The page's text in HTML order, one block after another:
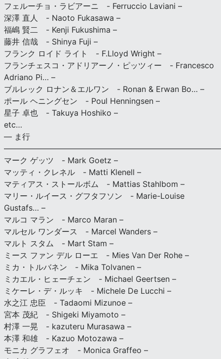
フェルーチョ・ラビアーニ - Ferruccio Laviani –
深澤 直人 - Naoto Fukasawa –
福嶋 賢二 - Kenji Fukushima –
藤井 信哉 - Shinya Fuji –
フランク ロイド ライト - F.Lloyd Wright –
フランチェスコ・アドリアーノ・ピッツィー - Francesco
Adriano Pi… –
ブルレック ロナン＆エルワン - Ronan & Erwan Bo… –
ポール ヘニングセン - Poul Henningsen –
星子 卓也 - Takuya Hoshiko –
etc…
— ま行
マーク ゲッツ - Mark Goetz –
マッティ・クレネル - Matti Klenell –
マティアス・ストールボム - Mattias Stahlbom –
マリー・ルイース・グフタフソン - Marie-Louise
Gustafs… –
マルコ マラン - Marco Maran –
マルセル ワンダース - Marcel Wanders –
マルト スタム - Mart Stam –
ミース ファン デル ローエ - Mies Van Der Rohe –
ミカ・トルバネン - Mika Tolvanen –
ミカエル・ヒェーチェン - Michael Geertsen –
ミケーレ・デ・ルッキ - Michele De Lucchi –
水之江 忠臣 - Tadaomi Mizunoe –
宮本 茂紀 - Shigeki Miyamoto –
村澤 一晃 - kazuteru Murasawa –
本澤 和雄 - Kazuo Motozawa –
モニカ グラフェオ - Monica Graffeo –